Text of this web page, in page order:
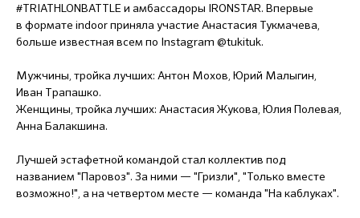
#TRIATHLONBATTLE и амбассадоры IRONSTAR. Впервые
в формате indoor приняла участие Анастасия Тукмачева,
больше известная всем по Instagram @tukituk.
Мужчины, тройка лучших: Антон Мохов, Юрий Малыгин,
Иван Трапашко.
Женщины, тройка лучших: Анастасия Жукова, Юлия Полевая,
Анна Балакшина.
Лучшей эстафетной командой стал коллектив под
названием "Паровоз". За ними — "Гризли", "Только вместе
возможно!", а на четвертом месте — команда "На каблуках".